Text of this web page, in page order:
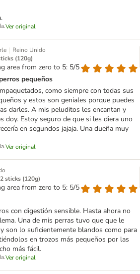
Ver original
| Reino Unido
(120g)
area from zero to 5: 5/5
pequeños
como siempre con todas sus
y estos son geniales porque puedes
darles. A mis peluditos les encantan y
doy. Estoy seguro de que si les diera uno
en segundos jajaja. Una dueña muy
Ver original
sticks (120g)
area from zero to 5: 5/5
con digestión sensible. Hasta ahora no
Una de mis perras tuvo que que le
son lo suficientemente blandos como para
en trozos más pequeños por las
más fácil.
Ver original